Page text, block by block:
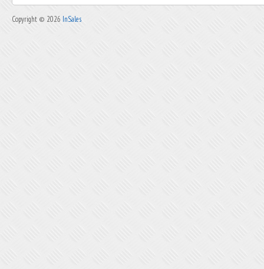
Copyright © 2026 InSales